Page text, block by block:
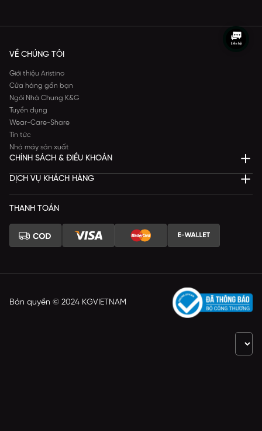
VỀ CHÚNG TÔI
Giới thiệu Aristino
Cửa hàng gần bạn
Ngôi Nhà Chung K&G
Tuyển dụng
Wear-Care-Share
Tin tức
Nhà máy sản xuất
CHÍNH SÁCH & ĐIỀU KHOẢN
DỊCH VỤ KHÁCH HÀNG
THANH TOÁN
Bản quyền © 2024 KGVIETNAM